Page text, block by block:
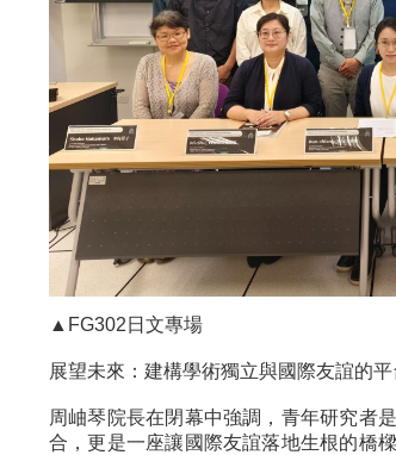
▲FG302日文專場
展望未來：建構學術獨立與國際友誼的平
周岫琴院長在閉幕中強調，青年研究者
合，更是一座讓國際友誼落地生根的橋